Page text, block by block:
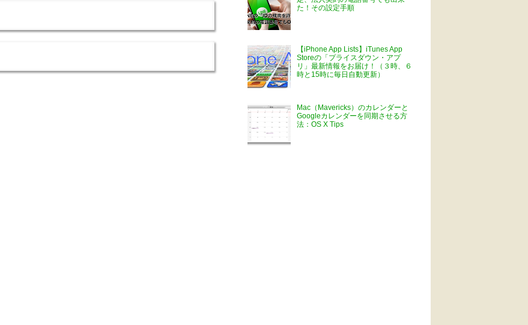
た！その設定手順
【iPhone App Lists】iTunes App
Storeの「プライスダウン・アプ
リ」最新情報をお届け！（３時、６
時と15時に毎日自動更新）
Mac（Mavericks）のカレンダーと
Googleカレンダーを同期させる方
法：OS X Tips